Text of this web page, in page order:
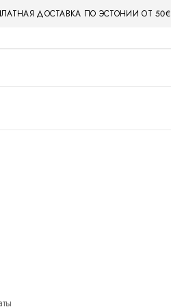
ДОСТАВКА ПО ЭСТОНИИ ОТ 50€